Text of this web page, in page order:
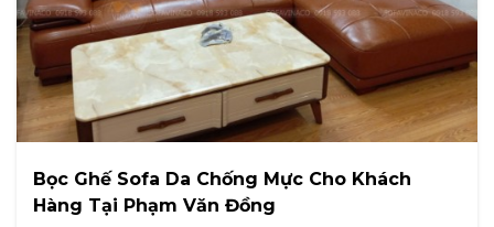
Bọc Ghế Sofa Da Chống Mực Cho Khách
Hàng Tại Phạm Văn Đồng